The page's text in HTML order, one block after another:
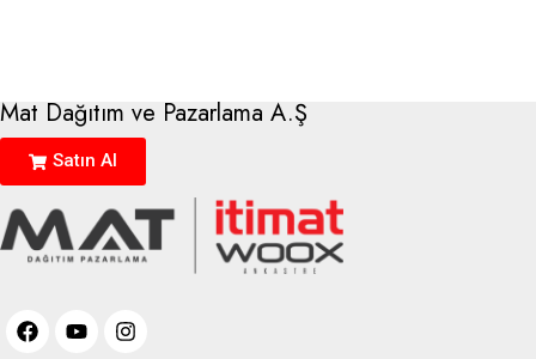
Mat Dağıtım ve Pazarlama A.Ş
Satın Al